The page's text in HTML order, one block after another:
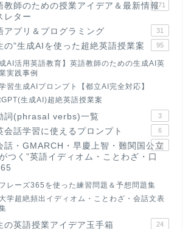
教師のための授業アイデア＆最新情報
レター
171
アプリ＆プログラミング 31
の"生成AIを使った超絶英語授業案 95
成AI活用英語教育】英語教師のための生成AI英
実践事例
習生成AIプロンプト【都立AI完全対応】
生成AI)超絶英語授業案
詞(phrasal verbs)一覧 3
会話学習に使えるプロンプト 6
話・GMARCH・早慶上智・難関国公立
つく”英語イディオム・ことわざ・口
22
レーズ365を使った練習問題＆予想問題集
学超絶頻出イディオム・ことわざ・会話文表
の英語授業アイデア玉手箱 24